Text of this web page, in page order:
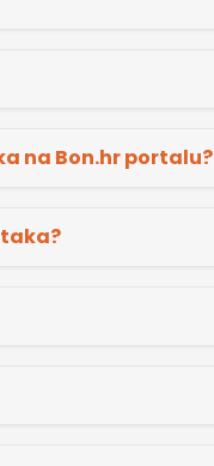
na Bon.hr portalu?